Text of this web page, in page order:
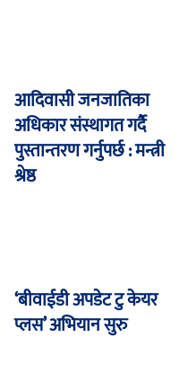
आदिवासी जनजातिका
अधिकार संस्थागत गर्दै
पुस्तान्तरण गर्नुपर्छ : मन्त्री
श्रेष्ठ
‘बीवाईडी अपडेट टु केयर
प्लस’ अभियान सुरु